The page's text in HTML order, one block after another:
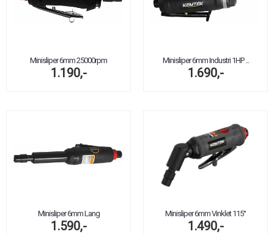
Minisliper 6mm 25000rpm
1.190,-
Minisliper 6mm Industri 1HP ...
1.690,-
Minisliper 6mm Lang
1.590,-
Minisliper 6mm Vinklet 115°
1.490,-